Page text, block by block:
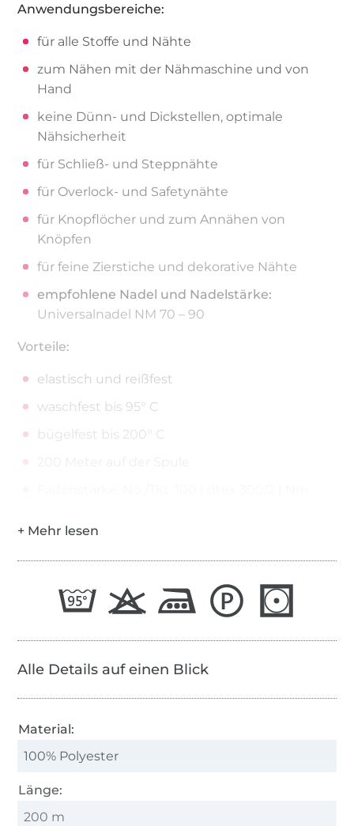
Anwendungsbereiche:
für alle Stoffe und Nähte
zum Nähen mit der Nähmaschine und von
Hand
keine Dünn- und Dickstellen, optimale
Nähsicherheit
für Schließ- und Steppnähte
für Overlock- und Safetynähte
für Knopflöcher und zum Annähen von
Knöpfen
für feine Zierstiche und dekorative Nähte
empfohlene Nadel und Nadelstärke:
Universalnadel NM 70 – 90
Vorteile:
elastisch und reißfest
waschfest bis 95° C
bügelfest bis 200° C
Alle Details auf einen Blick
Material:
100% Polyester
Länge:
200 m